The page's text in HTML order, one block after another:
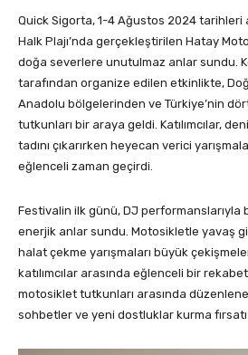
Quick Sigorta, 1-4 Ağustos 2024 tarihleri
Halk Plajı’nda gerçekleştirilen Hatay
doğa severlere unutulmaz anlar sundu.
tarafından organize edilen etkinlikte,
Anadolu bölgelerinden ve Türkiye’nin
tutkunları bir araya geldi. Katılımcılar,
tadını çıkarırken heyecan verici
eğlenceli zaman geçirdi.
Festivalin ilk günü, DJ performanslarıyla
enerjik anlar sundu. Motosikletle yavaş
halat çekme yarışmaları büyük
katılımcılar arasında eğlenceli bir
motosiklet tutkunları arasında
sohbetler ve yeni dostluklar kurma